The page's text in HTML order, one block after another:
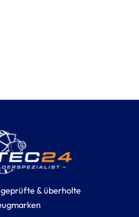
& überholte